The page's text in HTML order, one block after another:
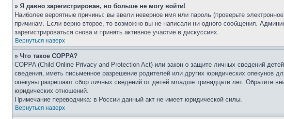
» Я давно зарегистрирован, но больше не могу войти!
Наиболее вероятные причины: вы ввели неверное имя или пароль (проверьте
причинам. Если верно второе, то возможно вы не написали ни одного сообщения.
зарегистрироваться снова и принять активное участие в дискуссиях.
Вернуться наверх
» Что такое COPPA?
COPPA (Child Online Privacy and Protection Act) или закон о защите личных сведений
сведения, иметь письменное разрешение родителей или других юридических опекунов
опекуны разрешают сбор личных сведений от детей младше тринадцати лет. Обратите
юридических отношений.
Примечание переводчика: в России данный акт не имеет юридической силы.
Вернуться наверх